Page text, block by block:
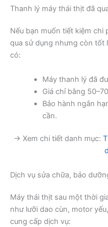
Thanh lý máy thái thịt đã
Nếu bạn muốn tiết kiệm chi
qua sử dụng nhưng còn tốt
có:
Máy thanh lý đã
Giá chỉ bằng
Bảo hành ngắn
cần.
→ Xem chi tiết danh mục:
Dịch vụ sửa chữa, bảo
Máy thái thịt sau một thời
như lưỡi dao cùn, motor
cung cấp dịch vụ: